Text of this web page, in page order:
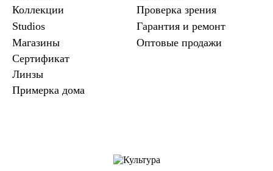
Коллекции
Studios
Магазины
Сертификат
Линзы
Примерка дома
Проверка зрения
Гарантия и ремонт
Оптовые продажи